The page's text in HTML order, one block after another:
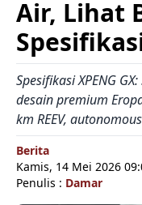
Air, Lihat
Spesifikasi XPENG
desain premium
km REEV,
Berita
Kamis, 14 Mei 2026
Penulis : Damar